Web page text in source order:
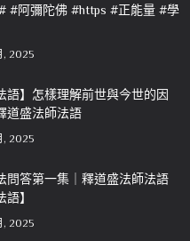
#阿彌陀佛 #https #正能量 #學
, 2025
語】怎樣理解前世與今世的因
道盛法師法語
, 2025
問答第一集｜釋道盛法師法語
語】
, 2025